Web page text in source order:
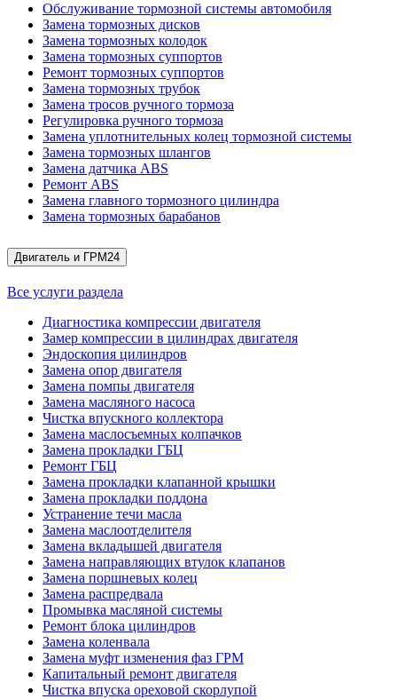
Обслуживание тормозной системы автомобиля
Замена тормозных дисков
Замена тормозных колодок
Замена тормозных суппортов
Ремонт тормозных суппортов
Замена тормозных трубок
Замена тросов ручного тормоза
Регулировка ручного тормоза
Замена уплотнительных колец тормозной системы
Замена тормозных шлангов
Замена датчика ABS
Ремонт ABS
Замена главного тормозного цилиндра
Замена тормозных барабанов
Двигатель и ГРМ24
Все услуги раздела
Диагностика компрессии двигателя
Замер компрессии в цилиндрах двигателя
Эндоскопия цилиндров
Замена опор двигателя
Замена помпы двигателя
Замена масляного насоса
Чистка впускного коллектора
Замена маслосъемных колпачков
Замена прокладки ГБЦ
Ремонт ГБЦ
Замена прокладки клапанной крышки
Замена прокладки поддона
Устранение течи масла
Замена маслоотделителя
Замена вкладышей двигателя
Замена направляющих втулок клапанов
Замена поршневых колец
Замена распредвала
Промывка масляной системы
Ремонт блока цилиндров
Замена коленвала
Замена муфт изменения фаз ГРМ
Капитальный ремонт двигателя
Чистка впуска ореховой скорлупой